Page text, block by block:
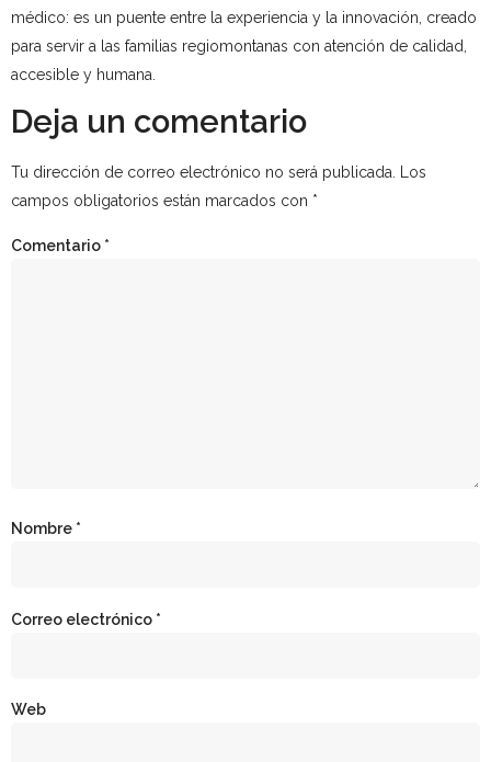
médico: es un puente entre la experiencia y la innovación, creado
para servir a las familias regiomontanas con atención de calidad,
accesible y humana.
Deja un comentario
Tu dirección de correo electrónico no será publicada. Los
campos obligatorios están marcados con *
Comentario *
Nombre *
Correo electrónico *
Web